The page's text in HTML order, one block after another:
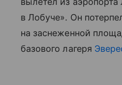
в Лобуче». Он
на заснеженной
базового лагеря